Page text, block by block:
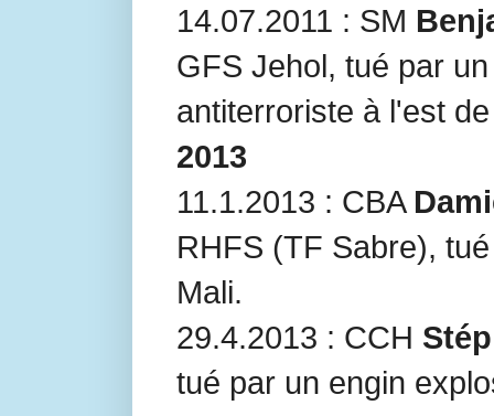
14.07.2011 : SM
GFS Jehol, tué par
antiterroriste à l'est
2013
11.1.2013 : CBA
RHFS (TF Sabre),
Mali.
29.4.2013 : CCH
tué par un engin